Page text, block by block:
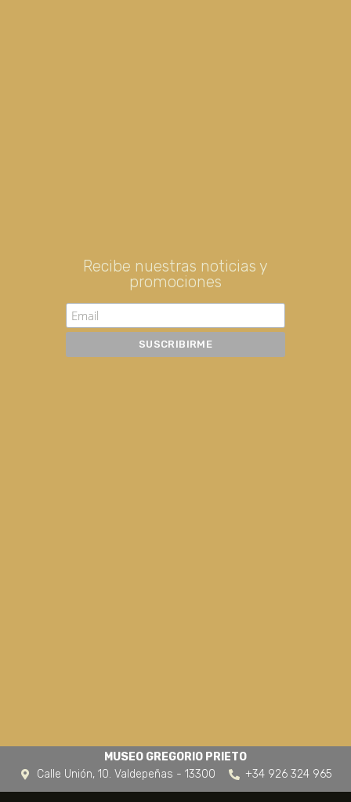
Recibe nuestras noticias y
promociones
MUSEO GREGORIO PRIETO
Calle Unión, 10. Valdepeñas - 13300
+34 926 324 965